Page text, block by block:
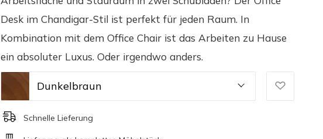
Desk im Chandigar-Stil ist perfekt für jeden Raum. In
Kombination mit dem Office Chair ist das Arbeiten zu Hause
ein absoluter Luxus. Oder irgendwo anders.
Dunkelbraun
Schnelle Lieferung